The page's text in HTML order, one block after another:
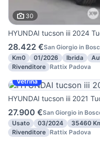
30
HYUNDAI tucson iii 2024
28.422 €San Giorgio in
Km0
01/2026 Ibrida
Rivenditore Rattix Padova
Vetrina
HYUNDAI tucson iii 2021
27.900 €San Giorgio in
Usato
03/2024 35460
Rivenditore Rattix Padova